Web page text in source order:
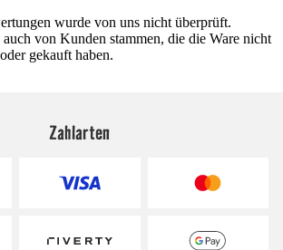
wurde von uns nicht überprüft.
von Kunden stammen, die die Ware nicht
gekauft haben.
Zahlarten